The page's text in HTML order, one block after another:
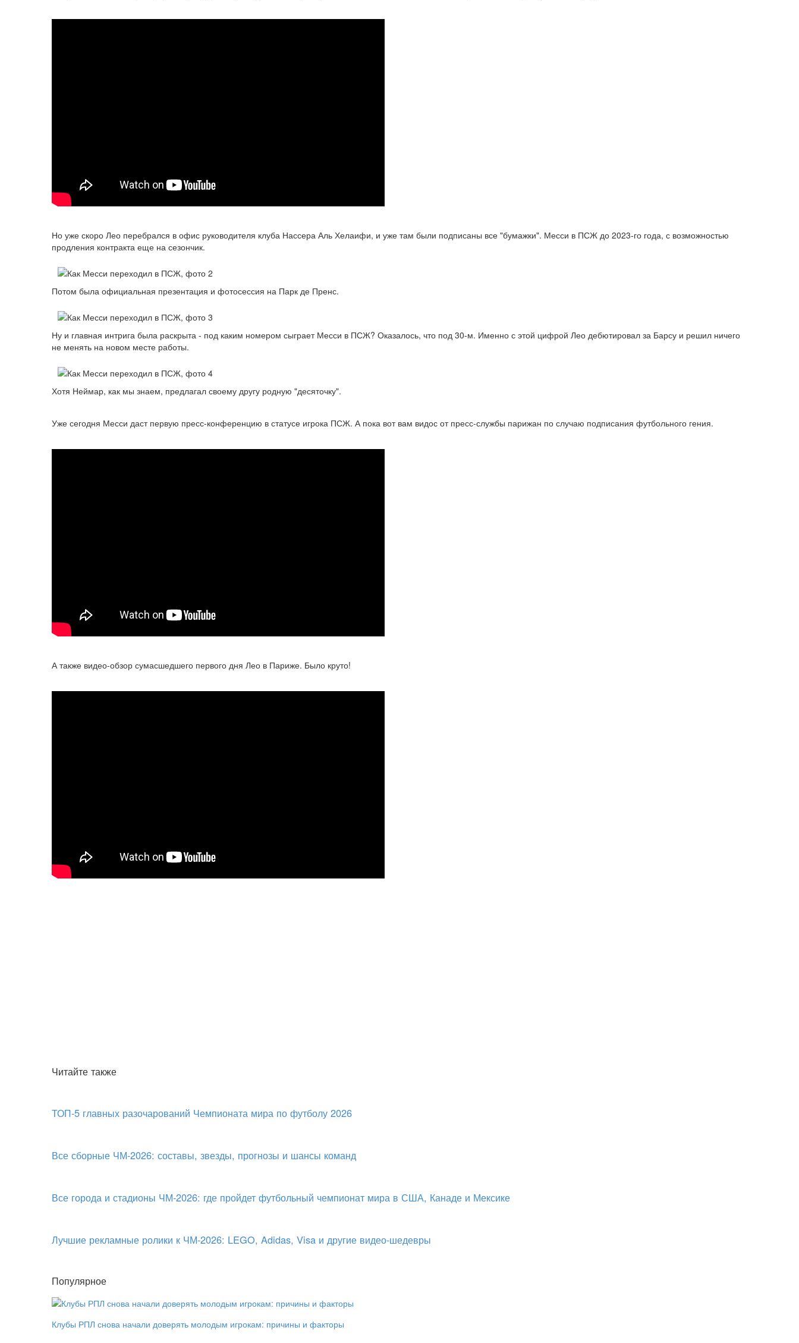
Но уже скоро Лео перебрался в офис руководителя клуба Нассера Аль Хелаифи, и уже там были подписаны все "бумажки". Месси в ПСЖ до 2023-го года, с возможностью
продления контракта еще на сезончик.
Потом была официальная презентация и фотосессия на Парк де Пренс.
Ну и главная интрига была раскрыта - под каким номером сыграет Месси в ПСЖ? Оказалось, что под 30-м. Именно с этой цифрой Лео дебютировал за Барсу и решил ничего
не менять на новом месте работы.
Хотя Неймар, как мы знаем, предлагал своему другу родную "десяточку".
Уже сегодня Месси даст первую пресс-конференцию в статусе игрока ПСЖ. А пока вот вам видос от пресс-службы парижан по случаю подписания футбольного гения.
А также видео-обзор сумасшедшего первого дня Лео в Париже. Было круто!
Читайте также
ТОП-5 главных разочарований Чемпионата мира по футболу 2026
Все сборные ЧМ-2026: составы, звезды, прогнозы и шансы команд
Все города и стадионы ЧМ-2026: где пройдет футбольный чемпионат мира в США, Канаде и Мексике
Лучшие рекламные ролики к ЧМ-2026: LEGO, Adidas, Visa и другие видео-шедевры
Популярное
Клубы РПЛ снова начали доверять молодым игрокам: причины и факторы